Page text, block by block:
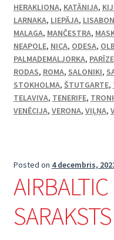
HERAKLIONA, KATĀNIJA,
LARNAKA, LIEPĀJA,
MALAGA, MANČESTRA,
NEAPOLE, NICA, ODESA,
PALMADEMALJORKA, PARĪZE
RODAS, ROMA, SALONIKI,
STOKHOLMA, ŠTUTGARTE,
TELAVIVA, TENERIFE,
VENĒCIJA, VERONA, VIĻŅA,
Posted on 4 decembris,
SARAKSTS